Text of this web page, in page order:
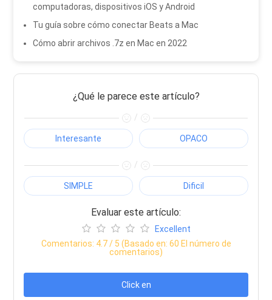
computadoras, dispositivos iOS y Android
Tu guía sobre cómo conectar Beats a Mac
Cómo abrir archivos .7z en Mac en 2022
¿Qué le parece este artículo?
/
Interesante OPACO
/
SIMPLE Dificil
Evaluar este artículo:
Excellent
Comentarios: 4.7/ 5 (Basado en: 60 El número de
comentarios)
Click en